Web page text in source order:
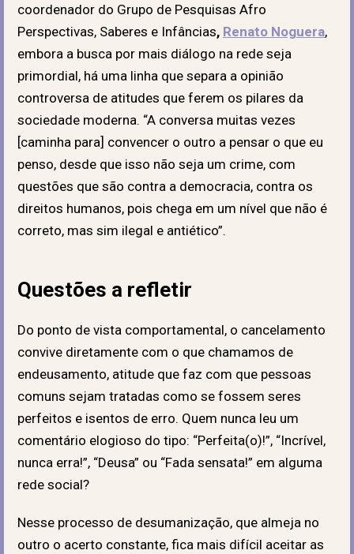
coordenador do Grupo de Pesquisas Afro
Perspectivas, Saberes e Infâncias, Renato Noguera,
embora a busca por mais diálogo na rede seja
primordial, há uma linha que separa a opinião
controversa de atitudes que ferem os pilares da
sociedade moderna. “A conversa muitas vezes
[caminha para] convencer o outro a pensar o que eu
penso, desde que isso não seja um crime, com
questões que são contra a democracia, contra os
direitos humanos, pois chega em um nível que não é
correto, mas sim ilegal e antiético”.
Questões a refletir
Do ponto de vista comportamental, o cancelamento
convive diretamente com o que chamamos de
endeusamento, atitude que faz com que pessoas
comuns sejam tratadas como se fossem seres
perfeitos e isentos de erro. Quem nunca leu um
comentário elogioso do tipo: “Perfeita(o)!”, “Incrível,
nunca erra!”, “Deusa” ou “Fada sensata!” em alguma
rede social?
Nesse processo de desumanização, que almeja no
outro o acerto constante, fica mais difícil aceitar as